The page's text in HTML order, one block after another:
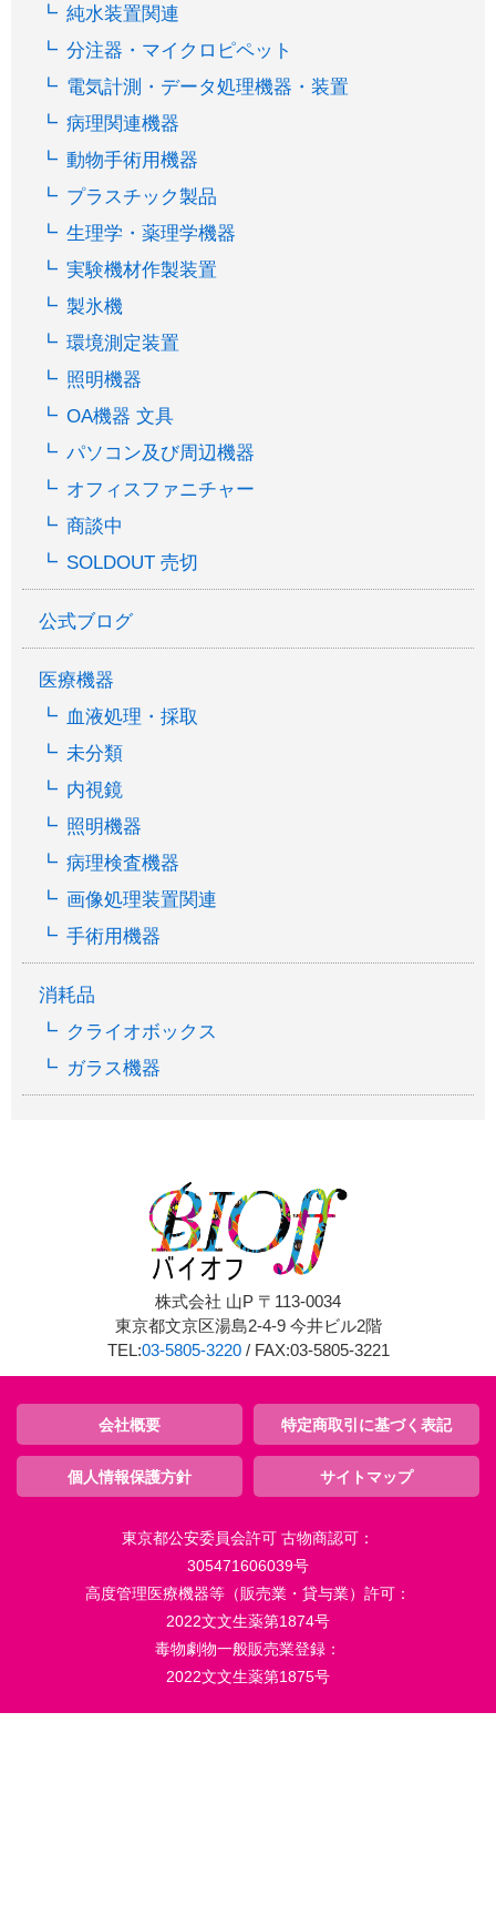
純水装置関連
分注器・マイクロピペット
電気計測・データ処理機器・装置
病理関連機器
動物手術用機器
プラスチック製品
生理学・薬理学機器
実験機材作製装置
製氷機
環境測定装置
照明機器
OA機器 文具
パソコン及び周辺機器
オフィスファニチャー
商談中
SOLDOUT 売切
公式ブログ
医療機器
血液処理・採取
未分類
内視鏡
照明機器
病理検査機器
画像処理装置関連
手術用機器
消耗品
クライオボックス
ガラス機器
株式会社 山P 〒113-0034
東京都文京区湯島2-4-9 今井ビル2階
TEL:03-5805-3220/ FAX:03-5805-3221
会社概要 特定商取引に基づく表記
個人情報保護方針 サイトマップ
東京都公安委員会許可 古物商認可：
305471606039号
高度管理医療機器等（販売業・貸与業）許可：
2022文文生薬第1874号
毒物劇物一般販売業登録：
2022文文生薬第1875号